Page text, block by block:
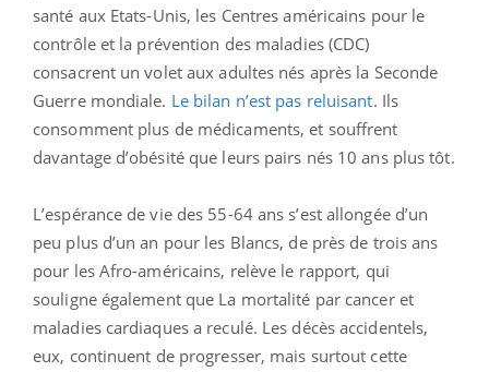
santé aux Etats-Unis, les Centres américains pour le
contrôle et la prévention des maladies (CDC)
consacrent un volet aux adultes nés après la Seconde
Guerre mondiale. Le bilan n’est pas reluisant. Ils
consomment plus de médicaments, et souffrent
davantage d’obésité que leurs pairs nés 10 ans plus tôt.
L’espérance de vie des 55-64 ans s’est allongée d’un
peu plus d’un an pour les Blancs, de près de trois ans
pour les Afro-américains, relève le rapport, qui
souligne également que La mortalité par cancer et
maladies cardiaques a reculé. Les décès accidentels,
eux, continuent de progresser, mais surtout cette